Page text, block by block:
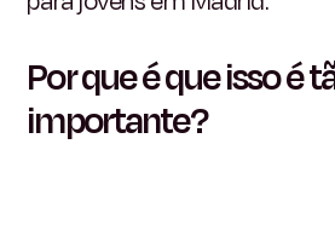
Por que é que isso é
importante?